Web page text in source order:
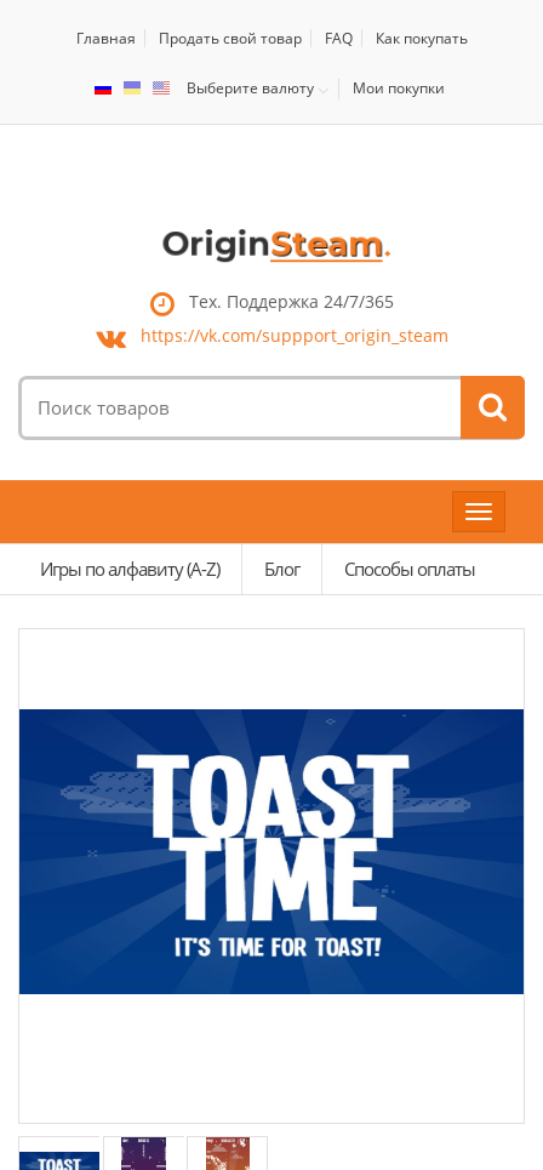
Главная Продать свой товар FAQ Как покупать
Выберите валюту Мои покупки
Тех. Поддержка 24/7/365
https://vk.com/suppport_origin_steam
товаров:
Toggle
Игры по алфавиту (A-Z)
Блог Способы оплаты